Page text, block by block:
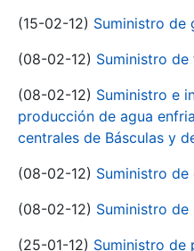
(15-02-12) Suministro de
(08-02-12) Suministro
(08-02-12) Suministro e
producción de agua
centrales de Básculas y
(08-02-12) Suministro
(08-02-12) Suministro
(25-01-12) Suministro de